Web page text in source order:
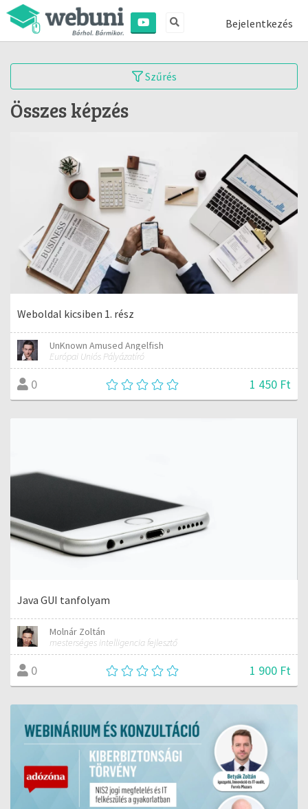
Bejelentkezés
Szűrés
Összes képzés
Weboldal kicsiben 1. rész
UnKnown Amused Angelfish
Európai Uniós Pályázatíró
0 1 450 Ft
Java GUI tanfolyam
Molnár Zoltán
mesterséges intelligencia fejlesztő
0 1 900 Ft